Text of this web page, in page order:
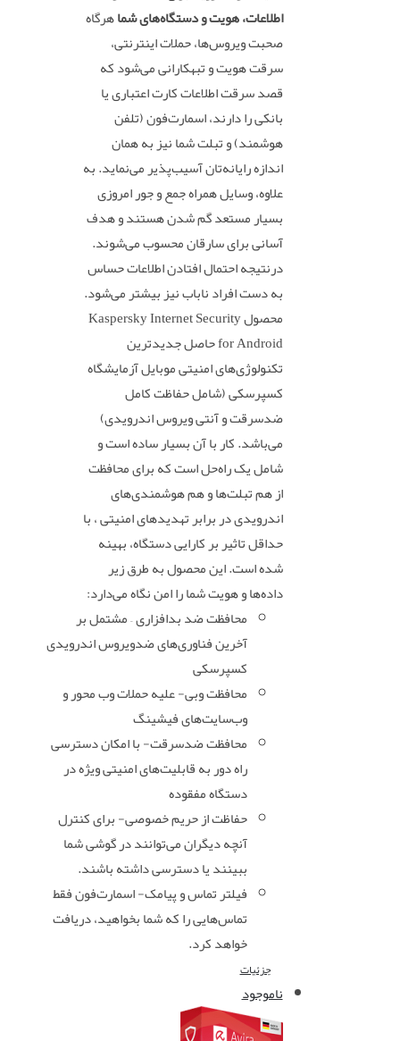
اطلاعات، هویت و دستگاه‌های شماهرگاه
صحبت ویروس‌ها، حملات اینترنتی،
سرقت هویت و تبهکارانی می‌شود که
قصد سرقت اطلاعات کارت اعتباری یا
بانکی را دارند، اسمارت‌فون (تلفن
هوشمند) و تبلت شما نیز به همان
اندازه رایانه‌تان آسیب‌پذیر می‌نماید. به
علاوه، وسایل همراه جمع و جور امروزی
بسیار مستعد گم شدن هستند و هدف
آسانی برای سارقان محسوب می‌شوند.
درنتیجه احتمال افتادن اطلاعات حساس
به دست افراد ناباب نیز بیشتر می‌شود.
محصول Kaspersky Internet Security
for Android حاصل جدیدترین
تکنولوژی‌های امنیتی موبایل آزمایشگاه
کسپرسکی (شامل حفاظت کامل
ضدسرقت و آنتی ویروس اندرویدی)
می‌باشد. کار با آن بسیار ساده است و
شامل یک راه‌حل است که برای محافظت
از هم تبلت‌ها و هم هوشمندی‌های
اندرویدی در برابر تهدیدهای امنیتی ، با
حداقل تاثیر بر کارایی دستگاه، بهینه
شده است. این محصول به طرق زیر
داده‌ها و هویت شما را امن نگاه می‌دارد:
محافظت ضد بدافزاری – مشتمل بر
آخرین فناوری‌های ضدویروس اندرویدی
کسپرسکی
محافظت وبی- علیه حملات وب محور و
وب‌سایت‌های فیشینگ
محافظت ضدسرقت- با امکان دسترسی
راه دور به قابلیت‌های امنیتی ویژه در
دستگاه مفقوده
حفاظت از حریم خصوصی- برای کنترل
آنچه دیگران می‌توانند در گوشی شما
ببینند یا دسترسی داشته باشند.
فیلتر تماس و پیامک- اسمارت‌فون فقط
تماس‌هایی را که شما بخواهید، دریافت
خواهد کرد.
جزئیات
ناموجود